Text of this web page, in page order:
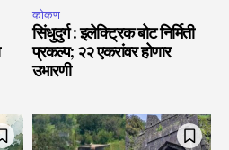
कोकण
सिंधुदुर्ग : इलेक्ट्रिक बोट निर्मिती
प्रकल्प; २२ एकरांवर होणार
उभारणी